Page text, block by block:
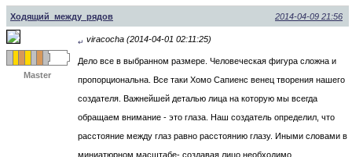
Ходящий_между_рядов 2014-04-09 21:56
Master
↵ viracocha (2014-04-01 02:11:25)
Дело все в выбранном размере. Человеческая фигура сложна и
пропорциональна. Все таки Хомо Сапиенс венец творения нашего
создателя. Важнейшей деталью лица на которую мы всегда
обращаем внимание - это глаза. Наш создатель определил, что
расстояние между глаз равно расстоянию глазу. Иными словами в
миниатюрном масштабе- создавая лицо необходимо